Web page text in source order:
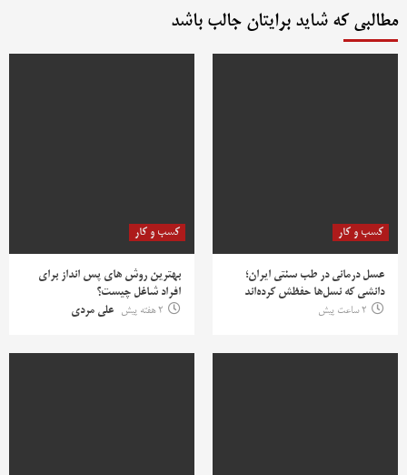
مطالبی که شاید برایتان جالب باشد
کسب و کار
عسل درمانی در طب سنتی ایران؛
دانشی که نسل‌ها حفظش کرده‌اند
2 ساعت پیش
کسب و کار
بهترین روش‌ های پس‌ انداز برای
افراد شاغل چیست؟
2 هفته پیش
علی مردی